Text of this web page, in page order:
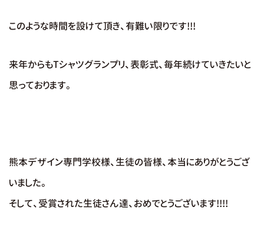
このような時間を設けて頂き、有難い限りです!!!
来年からもTシャツグランプリ、表彰式、毎年続けていきたいと
思っております。
熊本デザイン専門学校様、生徒の皆様、本当にありがとうござ
いました。
そして、受賞された生徒さん達、おめでとうございます!!!!